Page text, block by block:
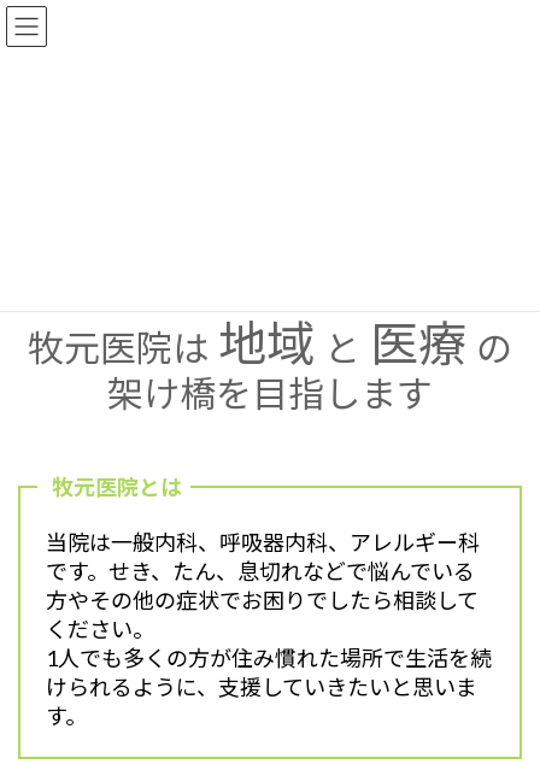
コ
ン
ナ
ビ
牧元医院は 地域 と 医療 の
架け橋を目指します
牧元医院とは
当院は一般内科、呼吸器内科、アレルギー科
です。せき、たん、息切れなどで悩んでいる
方やその他の症状でお困りでしたら相談して
ください。
1人でも多くの方が住み慣れた場所で生活を続
けられるように、支援していきたいと思いま
す。